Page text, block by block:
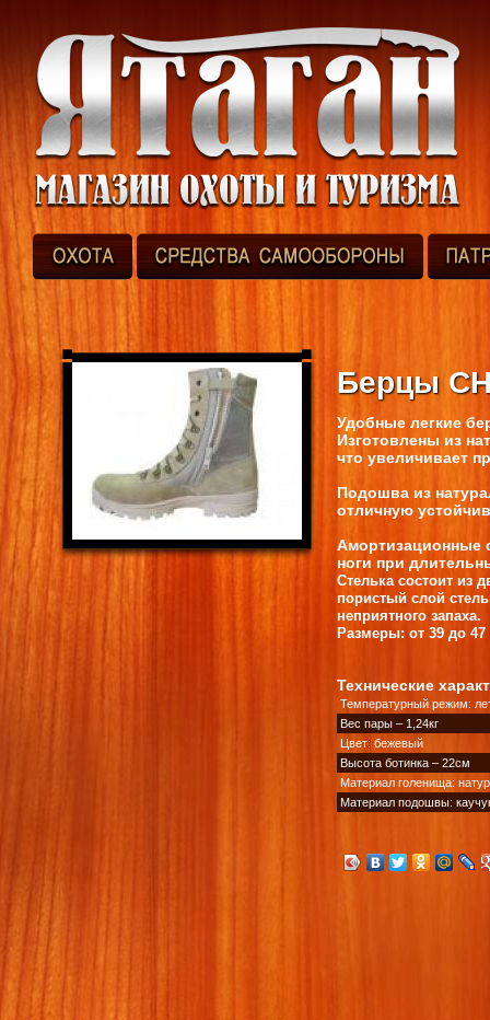
Берцы
Удобные легкие
Изготовлены из
что увеличивает
Подошва из
отличную
Амортизационные
ноги при
Стелька состоит из
пористый слой
неприятного запаха.
Размеры: от 39 до
Технические
Температурный режим:
Вес пары – 1,24кг
Цвет: бежевый
Высота ботинка – 22см
Материал голенища:
Материал подошвы: